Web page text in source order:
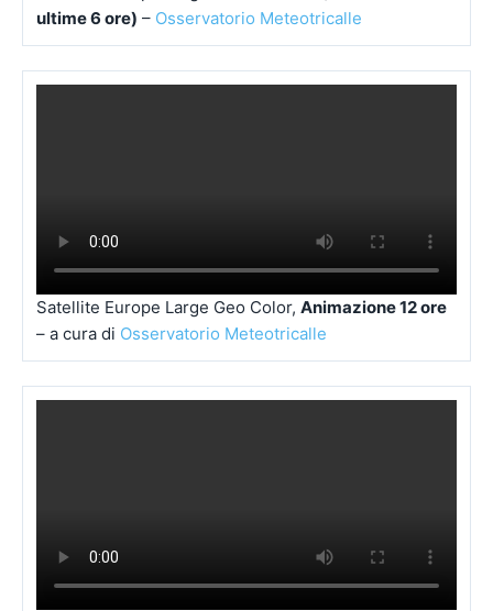
ultime 6 ore) – Osservatorio Meteotricalle
Satellite Europe Large Geo Color, Animazione 12 ore
– a cura di Osservatorio Meteotricalle